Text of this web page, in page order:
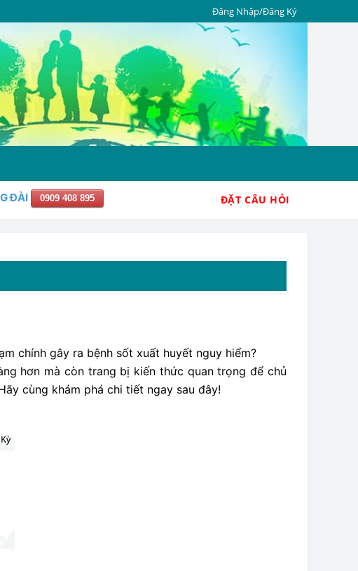
Đăng Nhập/Đăng Ký
ĐÀI 0909 408 895 ĐẶT CÂU HỎI
chính gây ra bệnh sốt xuất huyết nguy hiểm?
hơn mà còn trang bị kiến thức quan trọng để chủ
cùng khám phá chi tiết ngay sau đây!